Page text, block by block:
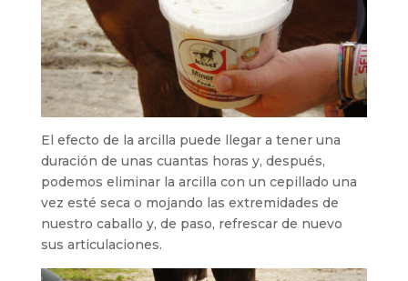
El efecto de la arcilla puede llegar a tener una
duración de unas cuantas horas y, después,
podemos eliminar la arcilla con un cepillado una
vez esté seca o mojando las extremidades de
nuestro caballo y, de paso, refrescar de nuevo
sus articulaciones.